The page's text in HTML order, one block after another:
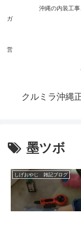
沖縄の内装工
★クロス屋
クルミラ沖縄
墨ツボ
しげおやじ 雑記ブログ